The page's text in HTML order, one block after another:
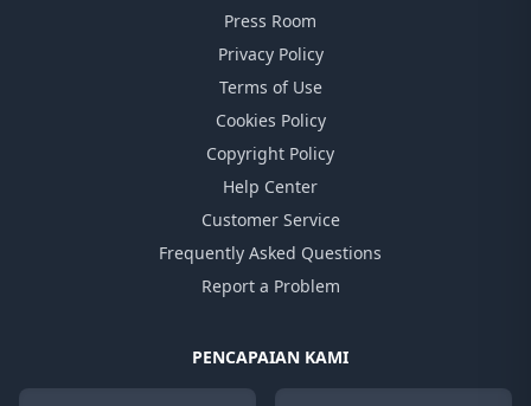
Press Room
Privacy Policy
Terms of Use
Cookies Policy
Copyright Policy
Help Center
Customer Service
Frequently Asked Questions
Report a Problem
PENCAPAIAN KAMI